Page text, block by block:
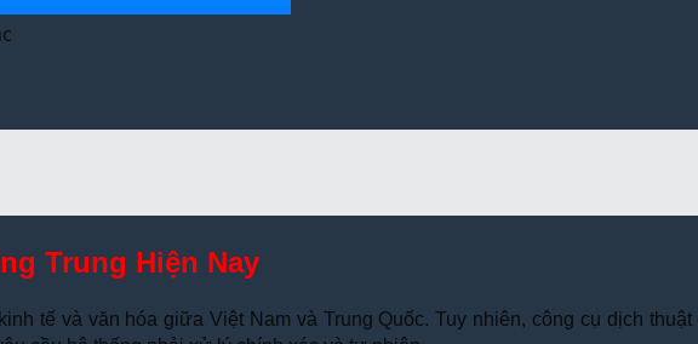
Trung Hiện Nay
tế và văn hóa giữa Việt Nam và Trung Quốc. Tuy nhiên, công cụ dịch